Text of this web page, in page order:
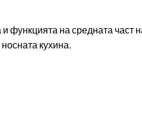
функцията на средната част
кухина.